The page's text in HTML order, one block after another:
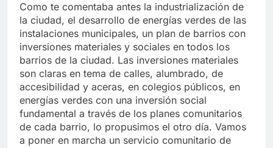
Como te comentaba antes la industrialización de
la ciudad, el desarrollo de energías verdes de las
instalaciones municipales, un plan de barrios con
inversiones materiales y sociales en todos los
barrios de la ciudad. Las inversiones materiales
son claras en tema de calles, alumbrado, de
accesibilidad y aceras, en colegios públicos, en
energías verdes con una inversión social
fundamental a través de los planes comunitarios
de cada barrio, lo propusimos el otro día. Vamos
a poner en marcha un servicio comunitario de